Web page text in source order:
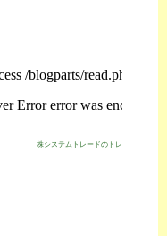
株システムトレードのトレジスタ・ス